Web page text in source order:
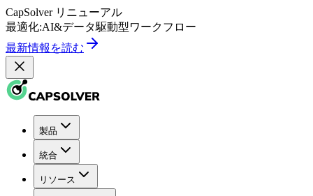
CapSolver リニューアル
最適化:AI&データ駆動型ワークフロー
最新情報を読む
製品
統合
リソース